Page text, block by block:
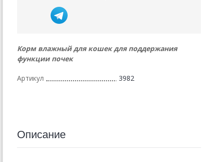
Корм влажный для кошек для поддержания
функции почек
Артикул 3982
Описание